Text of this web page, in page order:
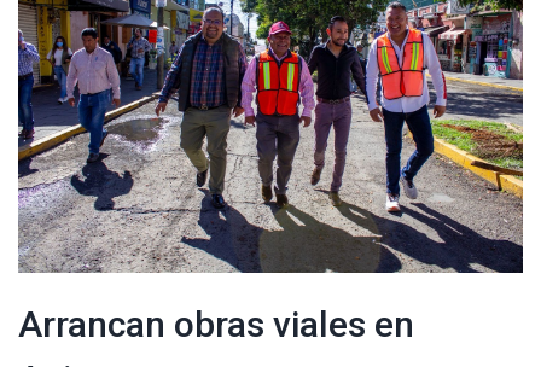
Arrancan obras viales en